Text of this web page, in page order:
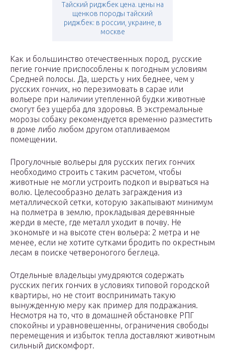
Тайский риджбек цена. цены на
щенков породы тайский
риджбек: в россии, украине, в
москве
Как и большинство отечественных пород, русские
пегие гончие приспособлены к погодным условиям
Средней полосы. Да, шерсть у них беднее, чем у
русских гончих, но перезимовать в сарае или
вольере при наличии утепленной будки животные
смогут без ущерба для здоровья. В экстремальные
морозы собаку рекомендуется временно разместить
в доме либо любом другом отапливаемом
помещении.
Прогулочные вольеры для русских пегих гончих
необходимо строить с таким расчетом, чтобы
животные не могли устроить подкоп и вырваться на
волю. Целесообразно делать заграждения из
металлической сетки, которую закапывают минимум
на полметра в землю, прокладывая деревянные
жерди в месте, где металл уходит в почву. Не
экономьте и на высоте стен вольера: 2 метра и не
менее, если не хотите сутками бродить по окрестным
лесам в поиске четвероногого беглеца.
Отдельные владельцы умудряются содержать
русских пегих гончих в условиях типовой городской
квартиры, но не стоит воспринимать такую
вынужденную меру как пример для подражания.
Несмотря на то, что в домашней обстановке РПГ
спокойны и уравновешенны, ограничения свободы
перемещения и избыток тепла доставляют животным
сильный дискомфорт.